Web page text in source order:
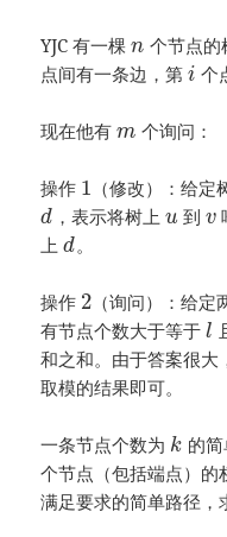
YJC 有一棵n 个节点的
点间有一条边，第i 个
现在他有m 个询问：
操作 1 （修改）：给
d ，表示将树上 u 到v
上d。
操作 2 （询问）：给
有节点个数大于等于l
和之和。由于答案很大
取模的结果即可。
一条节点个数为 k 的
个节点（包括端点）
满足要求的简单路径，